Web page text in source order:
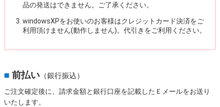
品の発送はできません。ご了承ください。
windowsXPをお使いのお客様はクレジットカード決済をご
利用頂けません(動作しません)。代引きをご利用ください。
■ 前払い （銀行振込）
ご注文確定後に、請求金額と銀行口座を記載したＥメールをお送り
いたします。